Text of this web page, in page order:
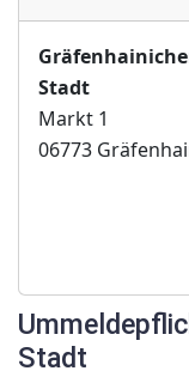
Stadt
Markt 1
06773
Stadt